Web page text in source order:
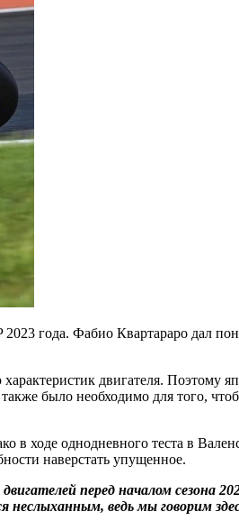
года. Фабио Квартараро дал
двигателя. Поэтому
было необходимо для того,
в ходе однодневного теста в
наверстать упущенное.
перед началом сезона
ведь мы говорим